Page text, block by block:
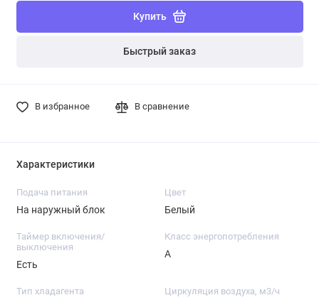
Купить
Быстрый заказ
В избранное В сравнение
Характеристики
Подача питания
На наружный блок
Цвет
Белый
Таймер включения/
выключения
Есть
Класс энергопотребления
A
Тип хладагента Циркуляция воздуха, м3/ч